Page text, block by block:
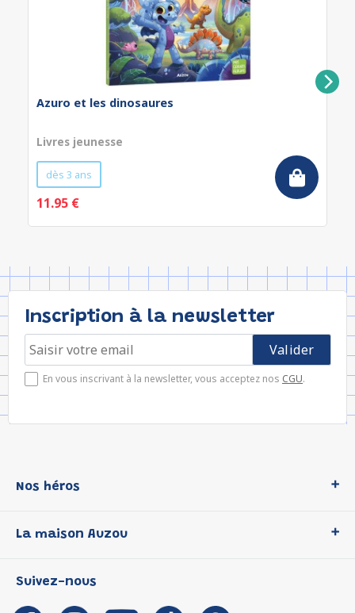
Azuro et les dinosaures
Livres jeunesse
dès 3 ans
11.95 €
Inscription à la newsletter
En vous inscrivant à la newsletter, vous acceptez nos CGU.
Nos héros
P'tit Loup
Les Influenceuses
La maison Auzou
Notre histoire
Suivez-nous